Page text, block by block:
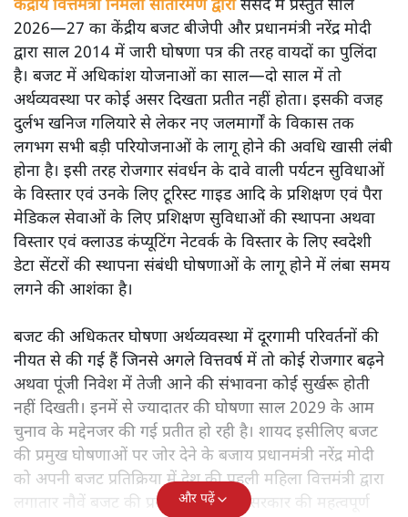
केंद्रीय वित्तमंत्री निर्मला सीतारमण द्वारासंसद में प्रस्तुत साल
2026—27 का केंद्रीय बजट बीजेपी और प्रधानमंत्री नरेंद्र मोदी
द्वारा साल 2014 में जारी घोषणा पत्र की तरह वायदों का पुलिंदा
है। बजट में अधिकांश योजनाओं का साल—दो साल में तो
अर्थव्यवस्था पर कोई असर दिखता प्रतीत नहीं होता। इसकी वजह
दुर्लभ खनिज गलियारे से लेकर नए जलमार्गों के विकास तक
लगभग सभी बड़ी परियोजनाओं के लागू होने की अवधि खासी लंबी
होना है। इसी तरह रोजगार संवर्धन के दावे वाली पर्यटन सुविधाओं
के विस्तार एवं उनके लिए टूरिस्ट गाइड आदि के प्रशिक्षण एवं पैरा
मेडिकल सेवाओं के लिए प्रशिक्षण सुविधाओं की स्थापना अथवा
विस्तार एवं क्लाउड कंप्यूटिंग नेटवर्क के विस्तार के लिए स्वदेशी
डेटा सेंटरों की स्थापना संबंधी घोषणाओं के लागू होने में लंबा समय
लगने की आशंका है।
बजट की अधिकतर घोषणा अर्थव्यवस्था में दूरगामी परिवर्तनों की
नीयत से की गई हैं जिनसे अगले वित्तवर्ष में तो कोई रोजगार बढ़ने
अथवा पूंजी निवेश में तेजी आने की संभावना कोई सुर्खरू होती
नहीं दिखती। इनमें से ज्यादातर की घोषणा साल 2029 के आम
चुनाव के मद्देनजर की गई प्रतीत हो रही है। शायद इसीलिए बजट
की प्रमुख घोषणाओं पर जोर देने के बजाय प्रधानमंत्री नरेंद्र मोदी
को अपनी बजट प्रतिक्रिया में देश की पहली महिला वित्तमंत्री द्वारा
लगातार नौवें बजट की प्रस्तुति को अपनी सरकार की महत्वपूर्ण
और पढ़ें